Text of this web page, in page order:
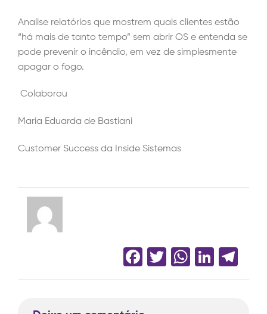
Analise relatórios que mostrem quais clientes estão
“há mais de tanto tempo” sem abrir OS e entenda se
pode prevenir o incêndio, em vez de simplesmente
apagar o fogo.
Colaborou
Maria Eduarda de Bastiani
Customer Success da Inside Sistemas
Facebook
Twitter